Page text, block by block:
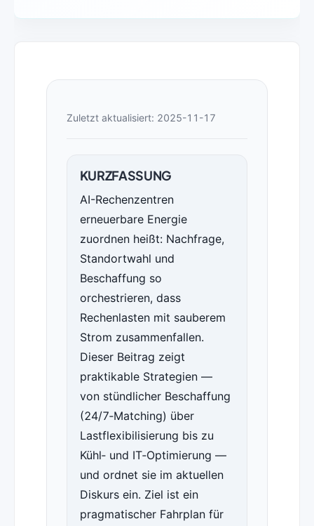
Zuletzt aktualisiert: 2025-11-17
KURZFASSUNG
AI-Rechenzentren
erneuerbare Energie
zuordnen heißt: Nachfrage,
Standortwahl und
Beschaffung so
orchestrieren, dass
Rechenlasten mit sauberem
Strom zusammenfallen.
Dieser Beitrag zeigt
praktikable Strategien —
von stündlicher Beschaffung
(24/7‑Matching) über
Lastflexibilisierung bis zu
Kühl‑ und IT‑Optimierung —
und ordnet sie im aktuellen
Diskurs ein. Ziel ist ein
pragmatischer Fahrplan für